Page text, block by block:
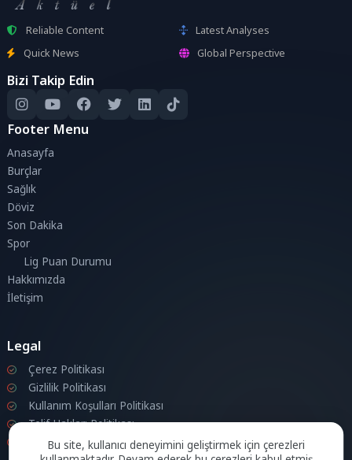
Reliable Content
Latest Analyses
Quick News
Global Perspective
Bizi Takip Edin
Footer Menu
Anasayfa
Burçlar
Sağlık
Döviz
Son Dakika
Spor
Lig Puan Durumu
Hakkımızda
İletişim
Legal
Çerez Politikası
Gizlilik Politikası
Kullanım Koşulları Politikası
Telif Hakları Politikası
İletişim
Bu site, kullanıcı deneyimini geliştirmek için çerezleri